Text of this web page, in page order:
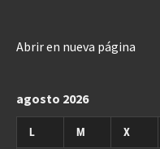
Abrir en nueva página
agosto 2026
L M X